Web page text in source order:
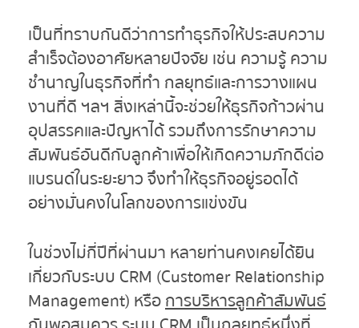
เป็นที่ทราบกันดีว่าการทำธุรกิจให้ประสบความ
สำเร็จต้องอาศัยหลายปัจจัย เช่น ความรู้ ความ
ชำนาญในธุรกิจที่ทำ กลยุทธ์และการวางแผน
งานที่ดี ฯลฯ สิ่งเหล่านี้จะช่วยให้ธุรกิจก้าวผ่าน
อุปสรรคและปัญหาได้ รวมถึงการรักษาความ
สัมพันธ์อันดีกับลูกค้าเพื่อให้เกิดความภักดีต่อ
แบรนด์ในระยะยาว จึงทำให้ธุรกิจอยู่รอดได้
อย่างมั่นคงในโลกของการแข่งขัน
ในช่วงไม่กี่ปีที่ผ่านมา หลายท่านคงเคยได้ยิน
เกี่ยวกับระบบ CRM (Customer Relationship
Management) หรือการบริหารลูกค้าสัมพันธ์